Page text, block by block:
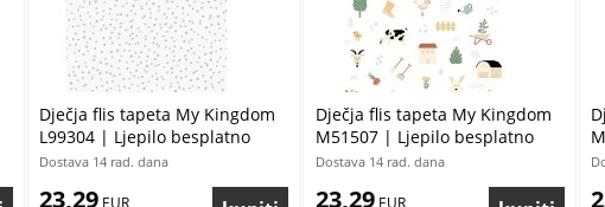
Dječja flis tapeta My Kingdom
L99304 | Ljepilo besplatno
Dostava 14 rad. dana
23,29
Dječja flis tapeta My Kingdom
M51507 | Ljepilo besplatno
Dostava 14 rad. dana
23,29